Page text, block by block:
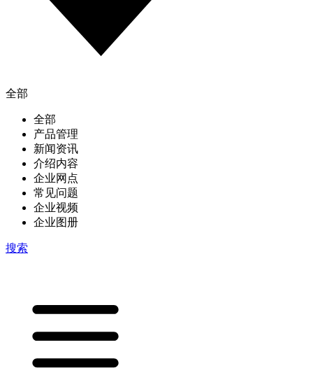
全部
全部
产品管理
新闻资讯
介绍内容
企业网点
常见问题
企业视频
企业图册
搜索